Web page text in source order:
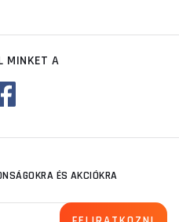
MINKET A
ÉS AKCIÓKRA